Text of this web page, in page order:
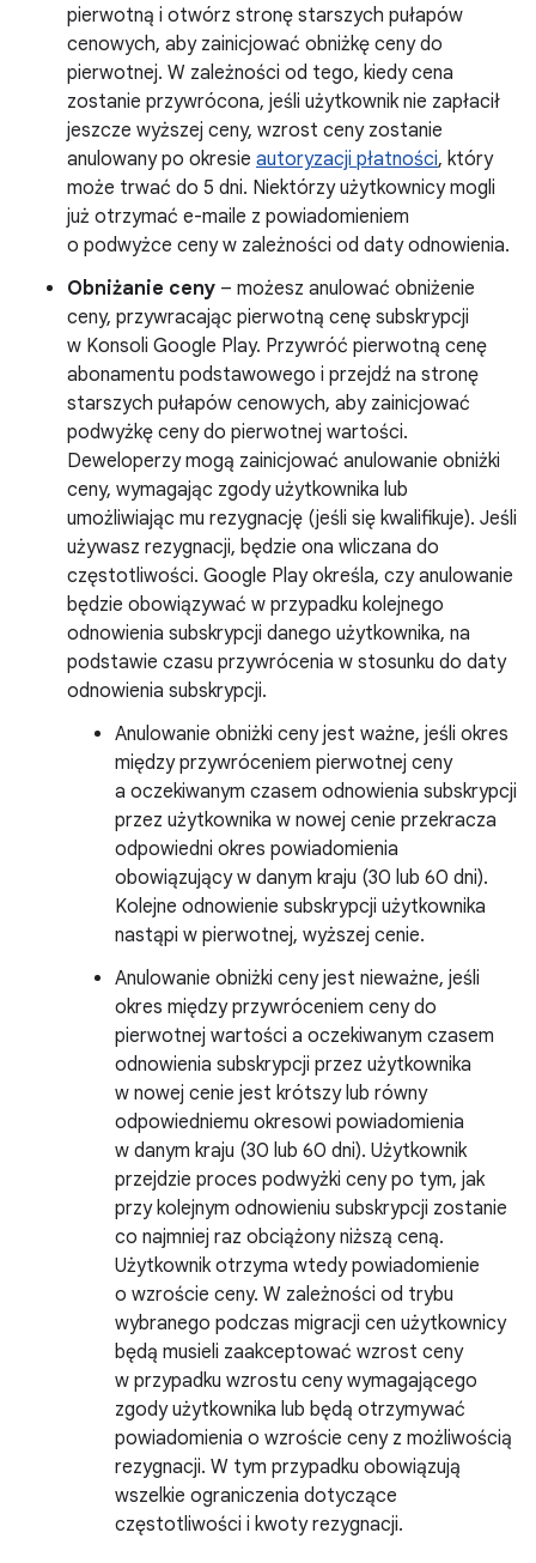
pierwotną i otwórz stronę starszych pułapów
cenowych, aby zainicjować obniżkę ceny do
pierwotnej. W zależności od tego, kiedy cena
zostanie przywrócona, jeśli użytkownik nie zapłacił
jeszcze wyższej ceny, wzrost ceny zostanie
anulowany po okresie autoryzacji płatności, który
może trwać do 5 dni. Niektórzy użytkownicy mogli
już otrzymać e-maile z powiadomieniem
o podwyżce ceny w zależności od daty odnowienia.
Obniżanie ceny – możesz anulować obniżenie
ceny, przywracając pierwotną cenę subskrypcji
w Konsoli Google Play. Przywróć pierwotną cenę
abonamentu podstawowego i przejdź na stronę
starszych pułapów cenowych, aby zainicjować
podwyżkę ceny do pierwotnej wartości.
Deweloperzy mogą zainicjować anulowanie obniżki
ceny, wymagając zgody użytkownika lub
umożliwiając mu rezygnację (jeśli się kwalifikuje). Jeśli
używasz rezygnacji, będzie ona wliczana do
częstotliwości. Google Play określa, czy anulowanie
będzie obowiązywać w przypadku kolejnego
odnowienia subskrypcji danego użytkownika, na
podstawie czasu przywrócenia w stosunku do daty
odnowienia subskrypcji.
Anulowanie obniżki ceny jest ważne, jeśli okres
między przywróceniem pierwotnej ceny
a oczekiwanym czasem odnowienia subskrypcji
przez użytkownika w nowej cenie przekracza
odpowiedni okres powiadomienia
obowiązujący w danym kraju (30 lub 60 dni).
Kolejne odnowienie subskrypcji użytkownika
nastąpi w pierwotnej, wyższej cenie.
Anulowanie obniżki ceny jest nieważne, jeśli
okres między przywróceniem ceny do
pierwotnej wartości a oczekiwanym czasem
odnowienia subskrypcji przez użytkownika
w nowej cenie jest krótszy lub równy
odpowiedniemu okresowi powiadomienia
w danym kraju (30 lub 60 dni). Użytkownik
przejdzie proces podwyżki ceny po tym, jak
przy kolejnym odnowieniu subskrypcji zostanie
co najmniej raz obciążony niższą ceną.
Użytkownik otrzyma wtedy powiadomienie
o wzroście ceny. W zależności od trybu
wybranego podczas migracji cen użytkownicy
będą musieli zaakceptować wzrost ceny
w przypadku wzrostu ceny wymagającego
zgody użytkownika lub będą otrzymywać
powiadomienia o wzroście ceny z możliwością
rezygnacji. W tym przypadku obowiązują
wszelkie ograniczenia dotyczące
częstotliwości i kwoty rezygnacji.